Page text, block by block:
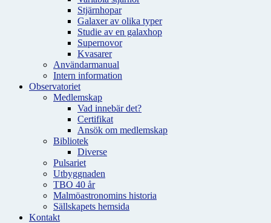
Stjärnhopar
Galaxer av olika typer
Studie av en galaxhop
Supernovor
Kvasarer
Användarmanual
Intern information
Observatoriet
Medlemskap
Vad innebär det?
Certifikat
Ansök om medlemskap
Bibliotek
Diverse
Pulsariet
Utbyggnaden
TBO 40 år
Malmöastronomins historia
Sällskapets hemsida
Kontakt